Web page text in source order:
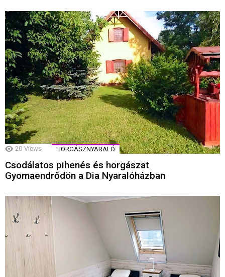
20 Views HORGÁSZNYARALÓ
Csodálatos pihenés és horgászat
Gyomaendrődön a Dia Nyaralóházban